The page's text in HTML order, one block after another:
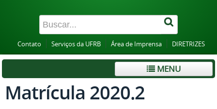
Contato Serviços da UFRB Área de Imprensa DIRETRIZES
MENU
Matrícula 2020.2